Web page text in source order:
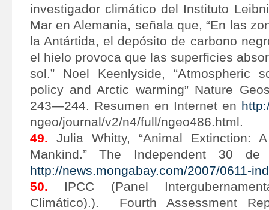
investigador climático del Instituto
Mar en Alemania, señala que, “En las
la Antártida, el depósito de carbono
el hielo provoca que las superficies
sol.” Noel Keenlyside, “Atmospheric
policy and Arctic warming” Nature
243—244. Resumen en Internet en
ngeo/journal/v2/n4/full/ngeo486.html.
49. Julia Whitty, “Animal Extinction:
Mankind.” The Independent 30
http://news.mongabay.com/2007/0611-
50. IPCC (Panel
Climático).). Fourth Assessment